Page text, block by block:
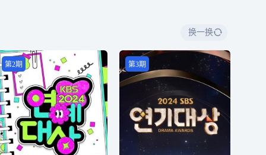
换一换
第2期 第3期